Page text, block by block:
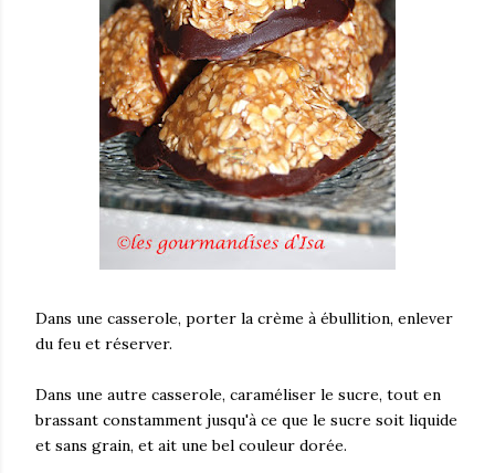
Dans une casserole, porter la crème à ébullition, enlever
du feu et réserver.
Dans une autre casserole, caraméliser le sucre, tout en
brassant constamment jusqu'à ce que le sucre soit liquide
et sans grain, et ait une bel couleur dorée.